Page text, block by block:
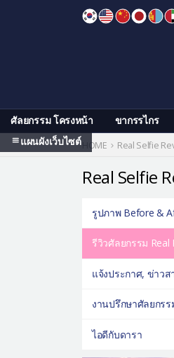
ศัลยกรรม โครงหน้า ขากรรไกร
แผนผังเว็บไซต์ HOME Real Selfie
Real Selfie
รูปภาพ Before &
รีวิวศัลยกรรม Real
แจ้งประกาศ, ข่าวส
งานปรึกษาศัลยกรร
ไอดีกับดารา